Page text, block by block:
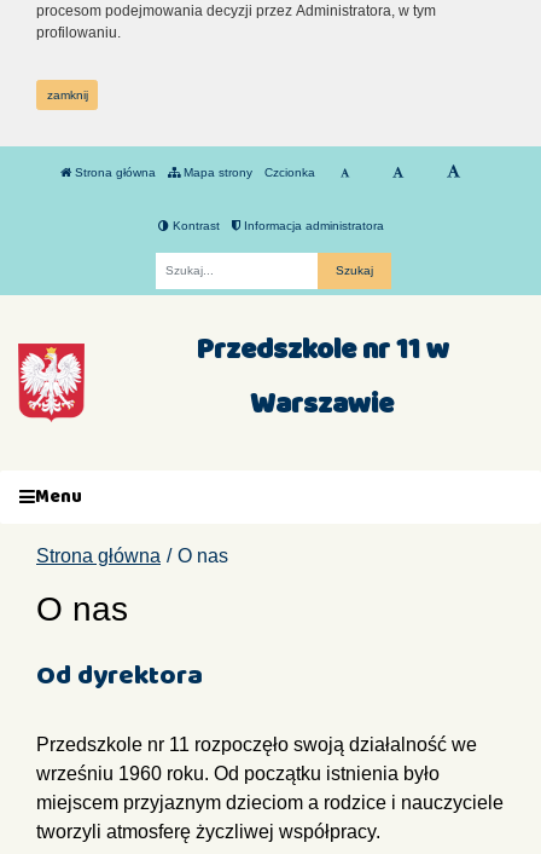
procesom podejmowania decyzji przez Administratora, w tym
profilowaniu.
zamknij
Strona główna Mapa strony Czcionka
Kontrast Informacja administratora
Przedszkole nr 11 w
Warszawie
Menu
Strona główna O nas
O nas
Od dyrektora
Przedszkole nr 11 rozpoczęło swoją działalność we
wrześniu 1960 roku. Od początku istnienia było
miejscem przyjaznym dzieciom a rodzice i nauczyciele
tworzyli atmosferę życzliwej współpracy.